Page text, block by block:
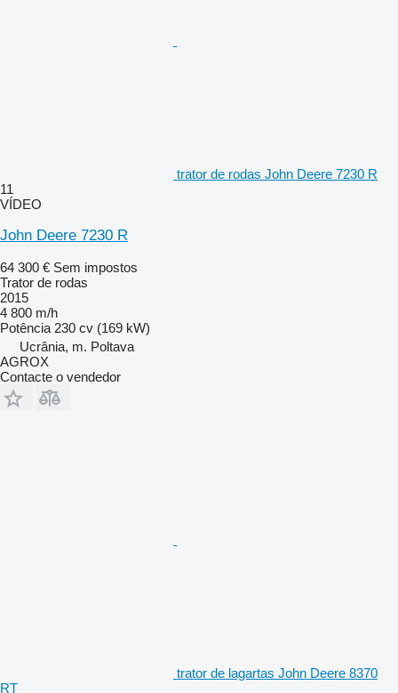
trator de rodas John Deere 7230 R
11
VÍDEO
John Deere 7230 R
64 300 € Sem impostos
Trator de rodas
2015
4 800 m/h
Potência 230 cv (169 kW)
Ucrânia, m. Poltava
AGROX
Contacte o vendedor
trator de lagartas John Deere 8370
RT